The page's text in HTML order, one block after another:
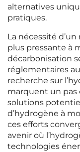
alternatives
pratiques.
La nécessité
plus pressante à
décarbonisation
réglementaires
recherche sur
marquent un pas
solutions
d’hydrogène à
ces efforts
avenir où
technologies